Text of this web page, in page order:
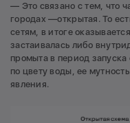
— Это связано с тем, что
городах —открытая. То
сетям, в итоге
застаивалась либо
промыта в период
по цвету воды, ее
явления.